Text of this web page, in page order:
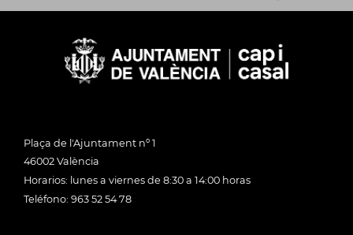
Plaça de l'Ajuntament nº 1
46002 València
Horarios: lunes a viernes de 8:30 a 14:00 horas
Teléfono: 963 52 54 78